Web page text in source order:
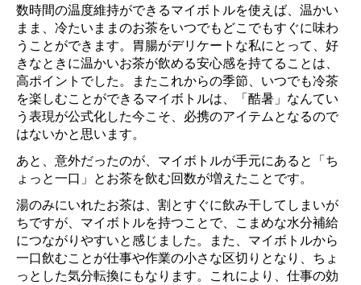
数時間の温度維持ができるマイボトルを使えば、温かい
まま、冷たいままのお茶をいつでもどこでもすぐに味わ
うことができます。胃腸がデリケートな私にとって、好
きなときに温かいお茶が飲める安心感を持てることは、
高ポイントでした。またこれからの季節、いつでも冷茶
を楽しむことができるマイボトルは、「酷暑」なんてい
う表現が公式化した今こそ、必携のアイテムとなるので
はないかと思います。
あと、意外だったのが、マイボトルが手元にあると「ち
ょっと一口」とお茶を飲む回数が増えたことです。
湯のみにいれたお茶は、割とすぐに飲み干してしまいが
ちですが、マイボトルを持つことで、こまめな水分補給
につながりやすいと感じました。また、マイボトルから
一口飲むことが仕事や作業の小さな区切りとなり、ちょ
っとした気分転換にもなります。これにより、仕事の効